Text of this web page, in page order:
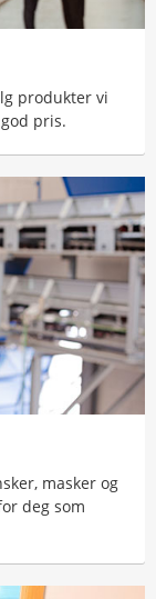
produkter vi
pris.
masker og
deg som